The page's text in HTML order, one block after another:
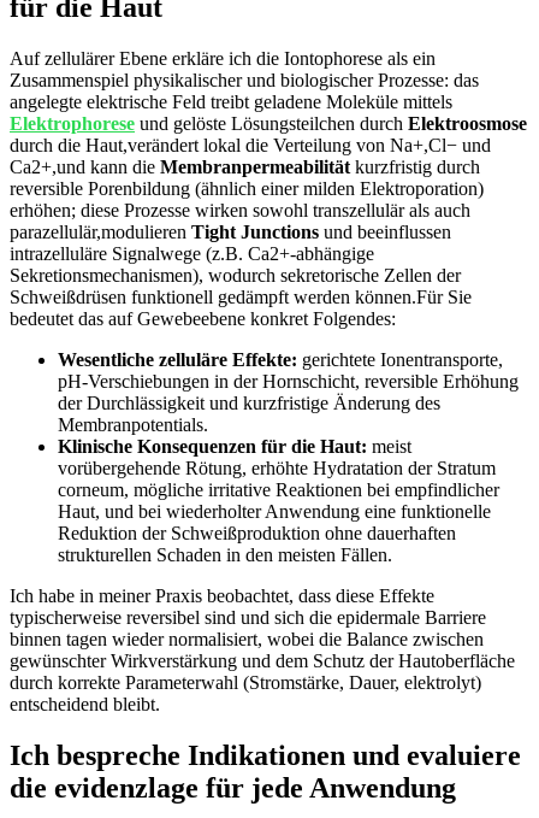
für die Haut
Auf zellulärer Ebene erkläre ich die Iontophorese als ein
‌Zusammenspiel physikalischer und biologischer ‌Prozesse: das
angelegte elektrische Feld treibt geladene Moleküle mittels
Elektrophorese und gelöste Lösungsteilchen durch Elektroosmose
durch die Haut,verändert lokal die Verteilung von Na+,Cl− ‌und
Ca2+,und kann die‍ Membranpermeabilität kurzfristig durch
reversible Porenbildung (ähnlich einer milden Elektroporation)
erhöhen;⁢ diese Prozesse ⁢wirken sowohl ⁢transzellulär als auch
parazellulär,modulieren Tight​ Junctions und beeinflussen
intrazelluläre Signalwege (z.B. Ca2+-abhängige
Sekretionsmechanismen), wodurch sekretorische Zellen der
Schweißdrüsen funktionell gedämpft werden können.Für⁢ Sie
bedeutet das auf Gewebeebene konkret ‍Folgendes:
Wesentliche zelluläre Effekte: gerichtete Ionentransporte,
⁤pH-Verschiebungen in‌ der Hornschicht, reversible Erhöhung
der​ Durchlässigkeit und kurzfristige Änderung des
Membranpotentials.
Klinische Konsequenzen für die Haut: meist
vorübergehende​ Rötung, erhöhte Hydratation der Stratum
corneum, mögliche irritative Reaktionen bei empfindlicher
Haut, und bei wiederholter Anwendung eine funktionelle
Reduktion ​der Schweißproduktion ohne dauerhaften
strukturellen Schaden in den meisten​ Fällen.
Ich habe in meiner Praxis⁣ beobachtet, dass diese Effekte
typischerweise reversibel sind und sich die epidermale Barriere
binnen ⁤tagen wieder ​normalisiert, wobei die‍ Balance zwischen
gewünschter​ Wirkverstärkung und dem Schutz​ der Hautoberfläche
durch korrekte Parameterwahl (Stromstärke, Dauer, elektrolyt)
entscheidend bleibt.
Ich bespreche Indikationen und evaluiere
die evidenzlage ⁤für⁣ jede​ Anwendung